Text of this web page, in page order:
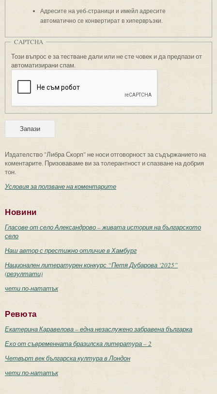
Адресите на уеб-страници и имейл адресите
автоматично се конвертират в хипервръзки.
CAPTCHA
Този въпрос е за тестване дали или не сте човек и да предпази от
автоматизирани спам.
Издателство "Либра Скорп" не носи отговорност за съдържанието на
коментарите. Призоваваме ви за толерантност и спазване на добрия
тон.
Условия за ползване на коментарите
Новини
Гласове от село Александрово – живата история на българското
село
Наш автор с престижно отличие в Хамбург
Национален литературен конкурс “Петя Дубарова ‘2025”
(резултати)
чети по-нататък
Ревюта
Екатерина Каравелова – една незаслужено забравена българка
Ехо от съвременната бразилска литература – 2
Четвърт век българска култура в Лондон
чети по-нататък